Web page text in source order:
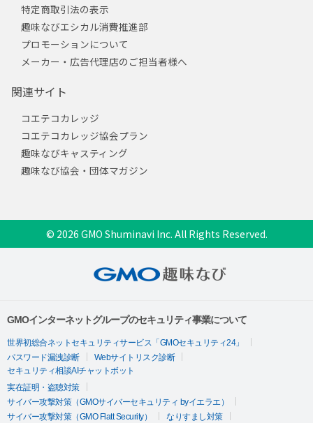
特定商取引法の表示
趣味なびエシカル消費推進部
プロモーションについて
メーカー・広告代理店のご担当者様へ
関連サイト
コエテコカレッジ
コエテコカレッジ協会プラン
趣味なびキャスティング
趣味なび協会・団体マガジン
© 2026 GMO Shuminavi Inc. All Rights Reserved.